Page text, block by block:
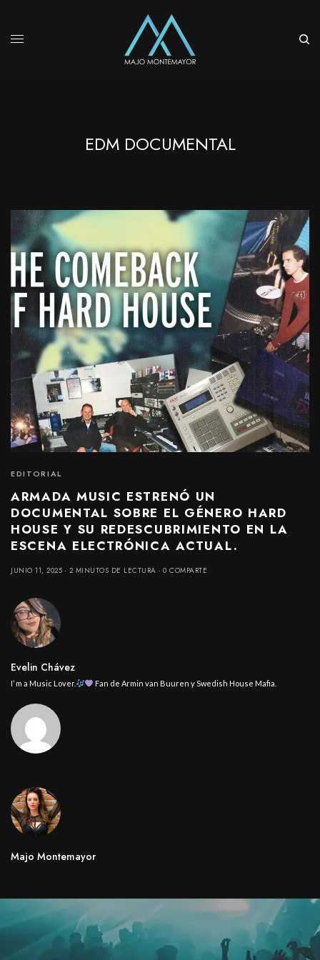
EDM DOCUMENTAL
EDITORIAL
ARMADA MUSIC ESTRENÓ UN
DOCUMENTAL SOBRE EL GÉNERO HARD
HOUSE Y SU REDESCUBRIMIENTO EN LA
ESCENA ELECTRÓNICA ACTUAL.
JUNIO 11, 2025 2 MINUTOS DE LECTURA 0 COMPARTE
Evelin Chávez
I’ m a Music Lover. Fan de Armin van Buuren y Swedish House Mafia.
Majo Montemayor